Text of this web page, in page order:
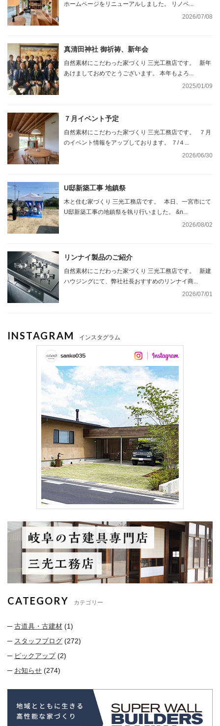
ホームページをリニューアルしました。 リノベ...
2026/07/08
真清田神社 御祈祷、新年会
自然素材にこだわった家づくり 三光工務店です。 新年
あけましておめでとうございます。 本年もよろ...
2025/01/09
７月イベント予定
自然素材にこだわった家づくり 三光工務店です。 ７月
のイベント情報をアップしております。 ７/４...
2026/06/30
U邸新築工事 地鎮祭
木と住む家づくり 三光工務店です。 本日、一宮市にて
U邸新築工事の地鎮祭を執り行いました。 &n...
2026/08/02
リンナイ製品のご紹介
自然素材にこだわった家づくり 三光工務店です。 新建
ハウジングにて、弊社社長おすすめのリンナイ商...
2026/07/01
INSTAGRAM インスタグラム
CATEGORY カテゴリー
古道具・古建材 (1)
スタッフブログ (272)
ピックアップ(2)
お知らせ (274)